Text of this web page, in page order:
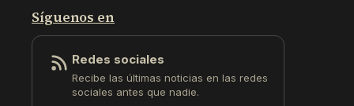
Síguenos en
Redes sociales
Recibe las últimas noticias en las redes
sociales antes que nadie.